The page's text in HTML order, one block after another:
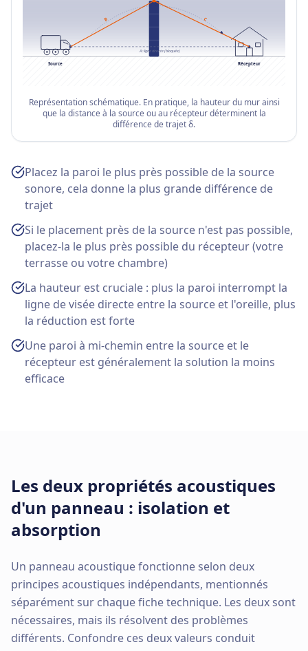
Source Récepteur
A : ligne directe (bloquée)
B C
Représentation schématique. En pratique, la hauteur du mur ainsi
que la distance à la source ou au récepteur déterminent la
différence de trajet δ.
Placez la paroi le plus près possible de la source
sonore, cela donne la plus grande différence de
trajet
Si le placement près de la source n'est pas possible,
placez-la le plus près possible du récepteur (votre
terrasse ou votre chambre)
La hauteur est cruciale : plus la paroi interrompt la
ligne de visée directe entre la source et l'oreille, plus
la réduction est forte
Une paroi à mi-chemin entre la source et le
récepteur est généralement la solution la moins
efficace
Les deux propriétés acoustiques
d'un panneau : isolation et
absorption
Un panneau acoustique fonctionne selon deux
principes acoustiques indépendants, mentionnés
séparément sur chaque fiche technique. Les deux sont
nécessaires, mais ils résolvent des problèmes
différents. Confondre ces deux valeurs conduit